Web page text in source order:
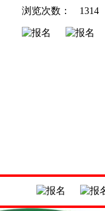
浏览次数： 1314